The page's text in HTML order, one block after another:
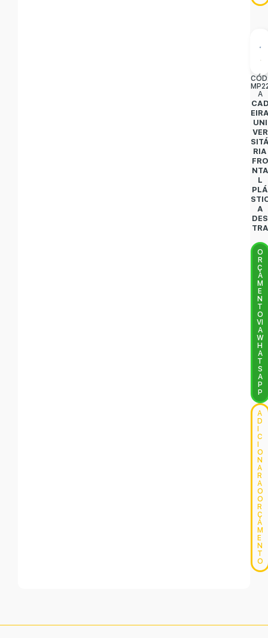
A
UNI
VER
RIA
FRO
NTA
L
PLÁ
A
DES
TRA
O
R
Ç
A
M
E
N
T
O
VI
A
W
H
A
T
S
A
P
P
A
D
C
O
N
A
R
A
O
O
R
Ç
A
M
E
N
T
O